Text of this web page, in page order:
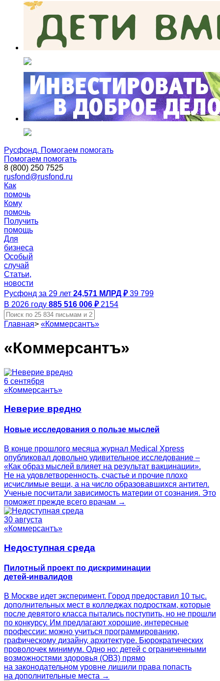
Русфонд. Помогаем помогать
Помогаем помогать
8 (800) 250 7525
rusfond@rusfond.ru
Как
помочь
Кому
помочь
Получить
помощь
Для
бизнеса
Особый
случай
Статьи,
новости
Русфонд за 29 лет 24,571 МЛРД ₽ 39 799
В 2026 году 885 516 006 ₽ 2154
Главная> «Коммерсантъ»
«Коммерсантъ»
6 сентября
«Коммерсантъ»
Неверие вредно
Новые исследования о пользе мыслей
В конце прошлого месяца журнал Medical Xpress
опубликовал довольно удивительное исследование –
«Как образ мыслей влияет на результат вакцинации».
Не на удовлетворенность, счастье и прочие плохо
исчислимые вещи, а на число образовавшихся антител.
Ученые посчитали зависимость материи от сознания. Это
поможет прежде всего врачам →
30 августа
«Коммерсантъ»
Недоступная среда
Пилотный проект по дискриминации
детей‑инвалидов
В Москве идет эксперимент. Город предоставил 10 тыс.
дополнительных мест в колледжах подросткам, которые
после девятого класса пытались поступить, но не прошли
по конкурсу. Им предлагают хорошие, интересные
профессии: можно учиться программированию,
графическому дизайну, архитектуре. Бюрократических
проволочек минимум. Одно но: детей с ограниченными
возможностями здоровья (ОВЗ) прямо
на законодательном уровне лишили права попасть
на дополнительные места →